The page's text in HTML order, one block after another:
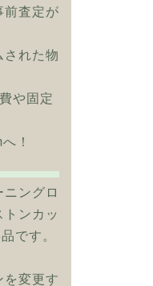
査定が
れた物
や固定
！
ングロ
ンカッ
です。
変更す